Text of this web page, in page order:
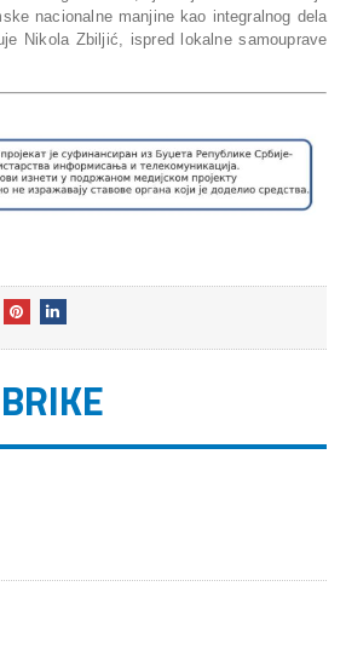
nacionalne manjine kao integralnog dela
Nikola Zbiljić, ispred lokalne samouprave